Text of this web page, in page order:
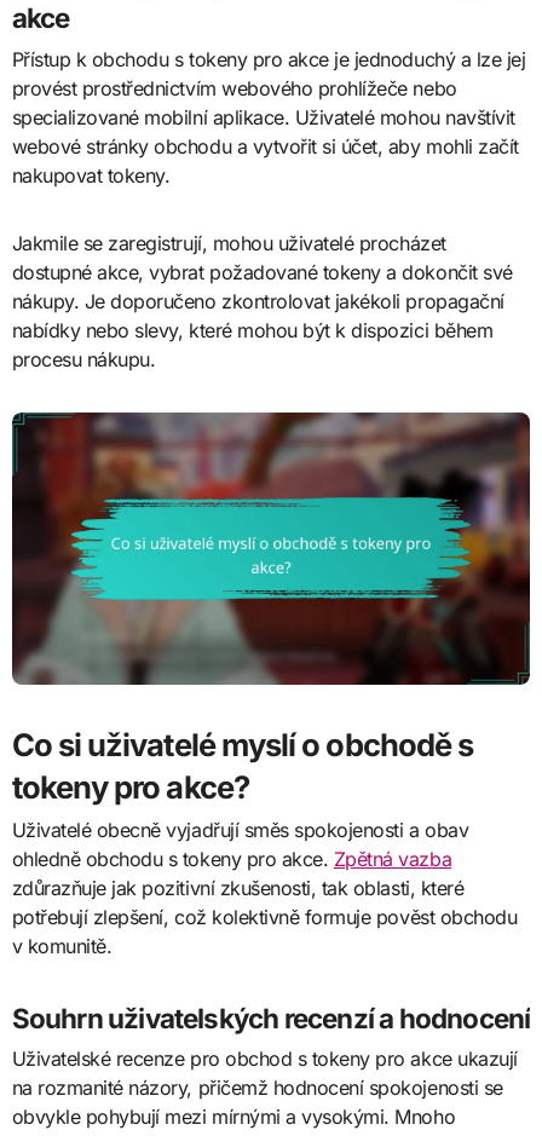
akce
Přístup k obchodu s tokeny pro akce je jednoduchý a lze jej
provést prostřednictvím webového prohlížeče nebo
specializované mobilní aplikace. Uživatelé mohou navštívit
webové stránky obchodu a vytvořit si účet, aby mohli začít
nakupovat tokeny.
Jakmile se zaregistrují, mohou uživatelé procházet
dostupné akce, vybrat požadované tokeny a dokončit své
nákupy. Je doporučeno zkontrolovat jakékoli propagační
nabídky nebo slevy, které mohou být k dispozici během
procesu nákupu.
Co si uživatelé myslí o obchodě s
tokeny pro akce?
Uživatelé obecně vyjadřují směs spokojenosti a obav
ohledně obchodu s tokeny pro akce. Zpětná vazba
zdůrazňuje jak pozitivní zkušenosti, tak oblasti, které
potřebují zlepšení, což kolektivně formuje pověst obchodu
v komunitě.
Souhrn uživatelských recenzí a hodnocení
Uživatelské recenze pro obchod s tokeny pro akce ukazují
na rozmanité názory, přičemž hodnocení spokojenosti se
obvykle pohybují mezi mírnými a vysokými. Mnoho